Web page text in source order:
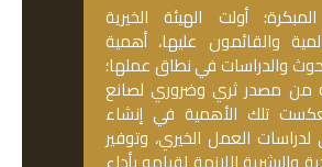
أولت الهيئة الخيرية
والقائمون عليها، أهمية
والدراسات في نطاق عملها؛
من مصدر ثري وضروري لصانع
تلك الأهمية في إنشاء
لدراسات العمل الخيري، وتوفير